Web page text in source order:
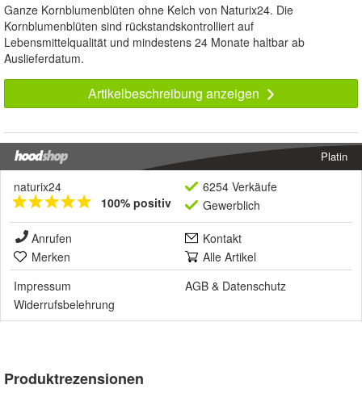
Ganze Kornblumenblüten ohne Kelch von Naturix24. Die
Kornblumenblüten sind rückstandskontrolliert auf
Lebensmittelqualität und mindestens 24 Monate haltbar ab
Auslieferdatum.
Artikelbeschreibung anzeigen
Platin
naturix24
100% positiv
6254 Verkäufe
Gewerblich
Anrufen
Kontakt
Merken
Alle Artikel
Impressum
AGB & Datenschutz
Widerrufsbelehrung
Produktrezensionen